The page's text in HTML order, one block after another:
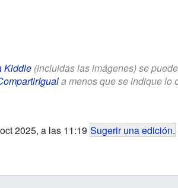
Kiddle(incluidas las imágenes) se
a menos que se indique lo
2025, a las 11:19 Sugerir una edición.